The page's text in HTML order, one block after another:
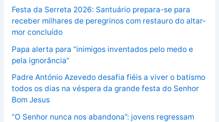
Festa da Serreta 2026: Santuário prepara-se para
receber milhares de peregrinos com restauro do altar-
mor concluído
Papa alerta para “inimigos inventados pelo medo e
pela ignorância”
Padre António Azevedo desafia fiéis a viver o batismo
todos os dias na véspera da grande festa do Senhor
Bom Jesus
“O Senhor nunca nos abandona”: jovens regressam